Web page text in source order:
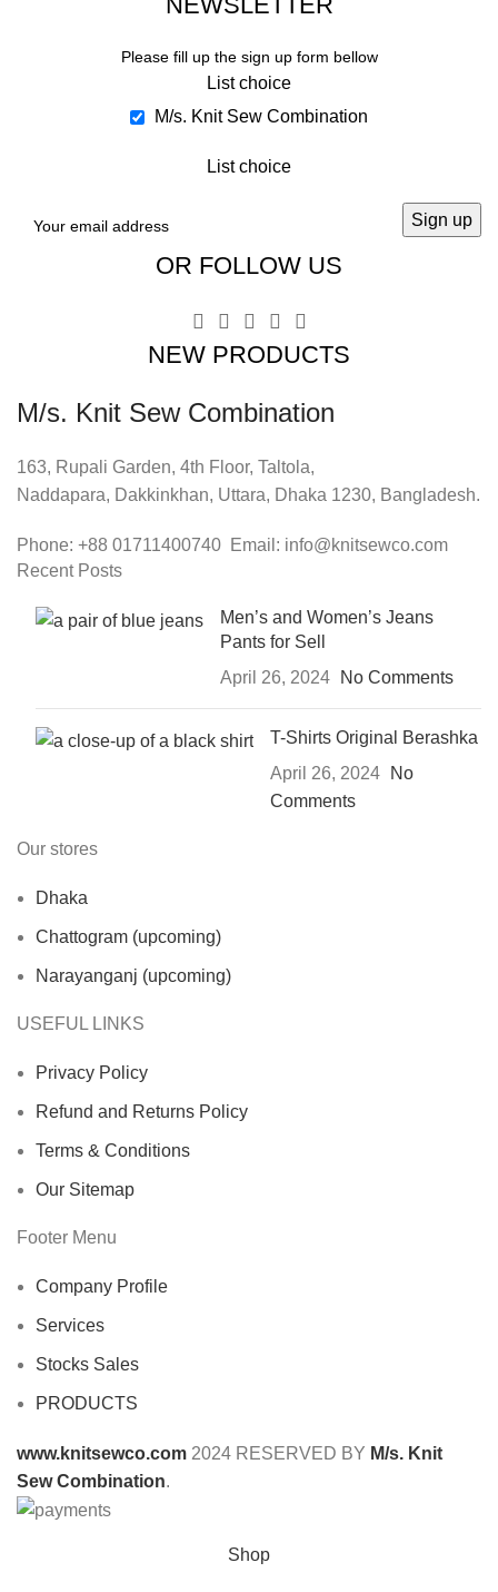
Please fill up the sign up form bellow
List choice
M/s. Knit Sew Combination
List choice
OR FOLLOW US
NEW PRODUCTS
M/s. Knit Sew Combination
163, Rupali Garden, 4th Floor, Taltola,
Naddapara, Dakkinkhan, Uttara, Dhaka 1230, Bangladesh.
Phone: +88 01711400740 Email: info@knitsewco.com
Recent Posts
Men’s and Women’s Jeans
Pants for Sell
April 26, 2024
No Comments
T-Shirts Original Berashka
April 26, 2024
No
Comments
Our stores
Dhaka
Chattogram (upcoming)
Narayanganj (upcoming)
USEFUL LINKS
Privacy Policy
Refund and Returns Policy
Terms & Conditions
Our Sitemap
Footer Menu
Company Profile
Services
Stocks Sales
PRODUCTS
www.knitsewco.com 2024 RESERVED BY M/s. Knit
Sew Combination.
Shop